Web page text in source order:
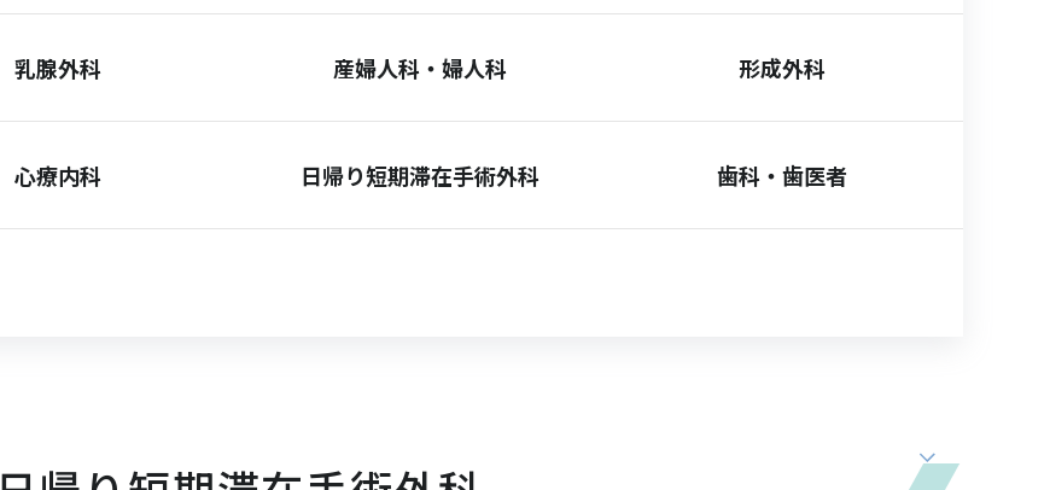
乳腺外科 産婦人科・婦人科 形成外科
心療内科 日帰り短期滞在手術外科 歯科・歯医者